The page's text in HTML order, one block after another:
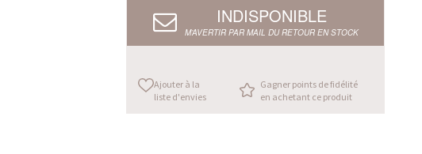
INDISPONIBLE
M’AVERTIR PAR MAIL DU RETOUR EN STOCK
Ajouter à la
liste d'envies
Gagner points de fidélité
en achetant ce produit